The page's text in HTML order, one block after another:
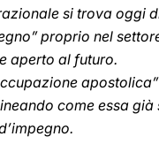
si trova oggi
proprio nel
aperto al futuro.
come essa già